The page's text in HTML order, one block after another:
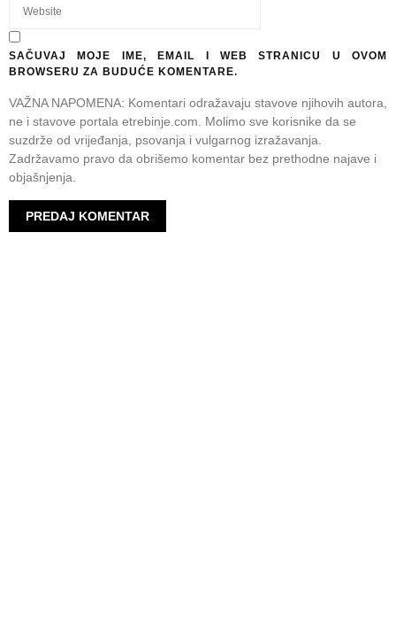
SAČUVAJ MOJE IME, EMAIL I WEB STRANICU U OVOM
BROWSERU ZA BUDUĆE KOMENTARE.
VAŽNA NAPOMENA: Komentari odražavaju stavove njihovih autora,
ne i stavove portala etrebinje.com. Molimo sve korisnike da se
suzdrže od vrijeđanja, psovanja i vulgarnog izražavanja.
Zadržavamo pravo da obrišemo komentar bez prethodne najave i
objašnjenja.